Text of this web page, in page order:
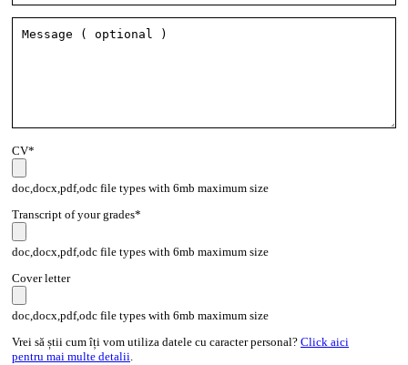
CV*
doc,docx,pdf,odc file types with 6mb maximum size
Transcript of your grades*
doc,docx,pdf,odc file types with 6mb maximum size
Cover letter
doc,docx,pdf,odc file types with 6mb maximum size
Vrei să știi cum îți vom utiliza datele cu caracter personal? Click aici
pentru mai multe detalii.